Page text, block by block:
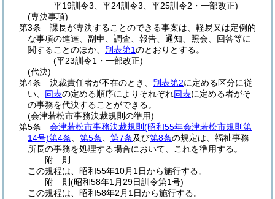
平19訓令3、平24訓令3、平25訓令2・一部改正)
(専決事項)
第3条
課長が専決することのできる事案は、軽易又は定例的
な事項の進達、副申、調査、報告、通知、照会、回答等に
関することのほか、 別表第1のとおりとする。
(平23訓令1・一部改正)
(代決)
第4条
決裁責任者が不在のとき、 別表第2に定める区分に従
い、 同表の定める順序によりそれぞれ同表に定める者がそ
の事務を代決することができる。
(会津若松市事務決裁規則の準用)
第5条
会津若松市事務決裁規則 (昭和55年会津若松市規則第
14号)第4条 第5条 第7条及び第8条の規定は、福祉事務
所長の事務を処理する場合において、これを準用する。
附 則
この規程は、昭和55年10月1日から施行する。
附 則(昭和58年1月29日訓令第1号)
この規程は、昭和58年2月1日から施行する。